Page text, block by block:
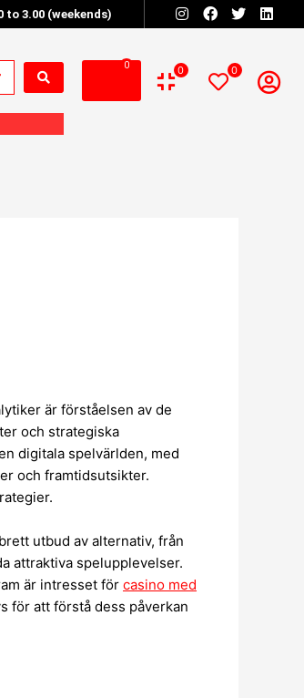
to 3.00 (weekends)
0 0 0
är förståelsen av de
och strategiska
digitala spelvärlden, med
och framtidsutsikter.
utbud av alternativ, från
attraktiva spelupplevelser.
är intresset för casino med
för att förstå dess påverkan